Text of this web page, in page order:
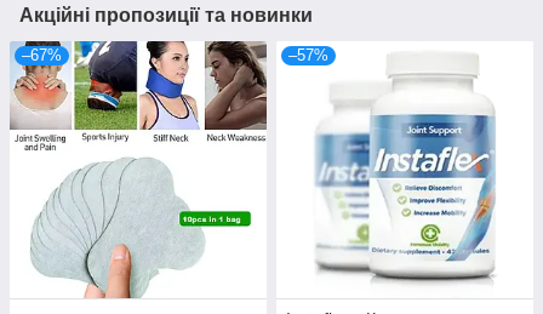
Акційні пропозиції та новинки
–67% –57%